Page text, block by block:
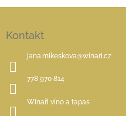
Kontakt
jana.mikeskova@winari.cz
778 970 814
Winaři víno a tapas